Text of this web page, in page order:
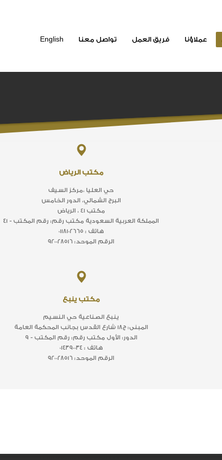
English تواصل معنا فريق العمل عملاؤنا
مكتب الرياض
حي العليا ،مركز السيف
البرج الشمالي، الدور الخامس
مكتب 41 ، الرياض
المملكة العربية السعودية مكتب رقم: رقم المكتب - ٤١
هاتف : ٠١١٨١٠٢٦٦٥
الرقم الموحد: ٩٢٠٠٢٨٥١٦
مكتب ينبع
ينبع الصناعية حي النسيم
المبنى: ج١٨ شارع القدس بجانب المحكمة العامة
الدور: الأول مكتب رقم: رقم المكتب - ٩
هاتف : ٠١٤٣٩٠٠٣٤
الرقم الموحد: ٩٢٠٠٢٨٥١٦